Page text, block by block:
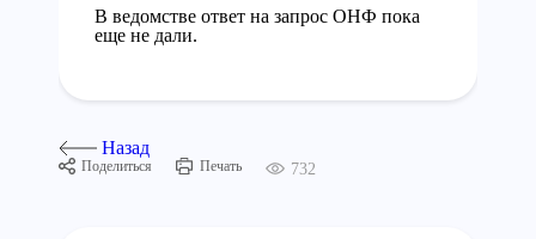
В ведомстве ответ на запрос ОНФ пока
еще не дали.
Назад
Поделиться Печать 732